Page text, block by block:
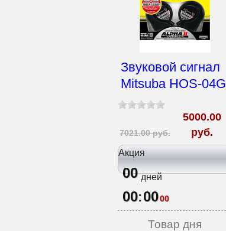
Звуковой сигнал
Mitsuba HOS-04G
7021.00 руб.
5000.00
руб.
Акция
00 дней
00:0000
Товар дня